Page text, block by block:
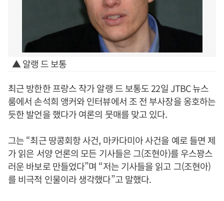
▲ 알랭 드 보통
최근 방한한 프랑스 작가 알랭 드 보통도 22일 JTBC 뉴스
룸에서 손석희 앵커와 인터뷰에서 조 전 부사장을 옹호하는
듯한 발언을 했다가 여론의 뭇매를 맞고 있다.
그는 “최근 땅콩회항 사건, 마카다미아 사건을 예로 들면 제
가 읽은 서양 언론의 모든 기사들은 그(조현아)를 우스꽝스
러운 바보로 만들었다”며 “저는 기사들을 읽고 그(조현아)
를 비극적 인물이라 생각했다”고 말했다.